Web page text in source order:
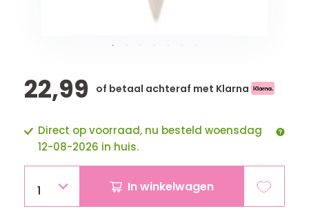
22,99 of betaal achteraf met Klarna
Direct op voorraad, nu besteld woensdag
12-08-2026 in huis.
1 In winkelwagen